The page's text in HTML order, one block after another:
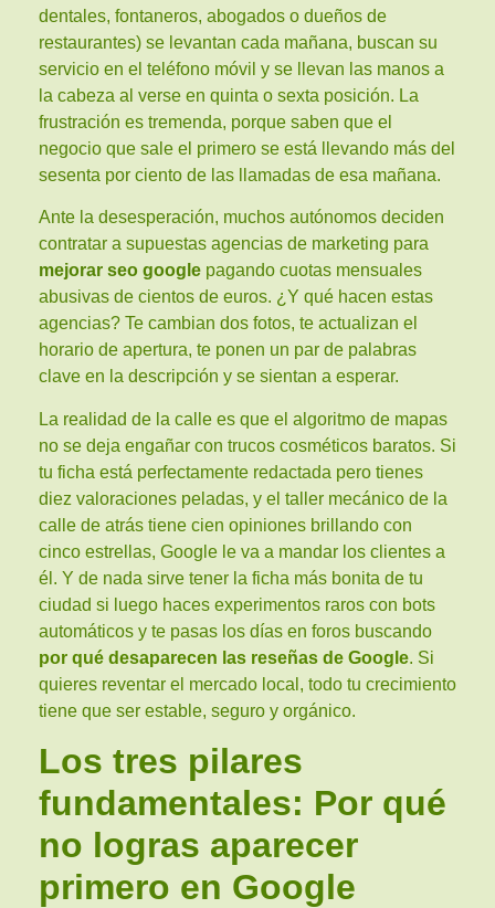
dentales, fontaneros, abogados o dueños de
restaurantes) se levantan cada mañana, buscan su
servicio en el teléfono móvil y se llevan las manos a
la cabeza al verse en quinta o sexta posición. La
frustración es tremenda, porque saben que el
negocio que sale el primero se está llevando más del
sesenta por ciento de las llamadas de esa mañana.
Ante la desesperación, muchos autónomos deciden
contratar a supuestas agencias de marketing para
mejorar seo google pagando cuotas mensuales
abusivas de cientos de euros. ¿Y qué hacen estas
agencias? Te cambian dos fotos, te actualizan el
horario de apertura, te ponen un par de palabras
clave en la descripción y se sientan a esperar.
La realidad de la calle es que el algoritmo de mapas
no se deja engañar con trucos cosméticos baratos. Si
tu ficha está perfectamente redactada pero tienes
diez valoraciones peladas, y el taller mecánico de la
calle de atrás tiene cien opiniones brillando con
cinco estrellas, Google le va a mandar los clientes a
él. Y de nada sirve tener la ficha más bonita de tu
ciudad si luego haces experimentos raros con bots
automáticos y te pasas los días en foros buscando
por qué desaparecen las reseñas de Google. Si
quieres reventar el mercado local, todo tu crecimiento
tiene que ser estable, seguro y orgánico.
Los tres pilares
fundamentales: Por qué
no logras aparecer
primero en Google